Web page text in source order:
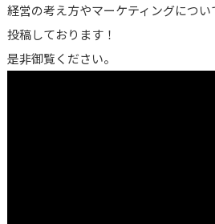
経営の考え方やマーケティングにつ
投稿しております！
是非御覧ください。